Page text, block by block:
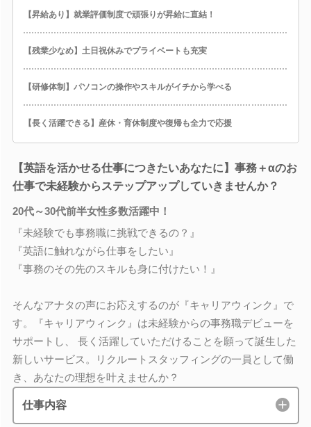
【昇給あり】就業評価制度で頑張りが昇給に直結！
【残業少なめ】土日祝休みでプライベートも充実
【研修体制】パソコンの操作やスキルがイチから学べる
【長く活躍できる】産休・育休制度や復帰も全力で応援
【英語を活かせる仕事につきたいあなたに】事務＋αのお
仕事で未経験からステップアップしていきませんか？
20代～30代前半女性多数活躍中！
『未経験でも事務職に挑戦できるの？』
『英語に触れながら仕事をしたい』
『事務のその先のスキルも身に付けたい！』
そんなアナタの声にお応えするのが『キャリアウィンク』で
す。『キャリアウィンク』は未経験からの事務職デビューを
サポートし、 長く活躍していただけることを願って誕生した
新しいサービス。リクルートスタッフィングの一員として働
き、あなたの理想を叶えませんか？
仕事内容